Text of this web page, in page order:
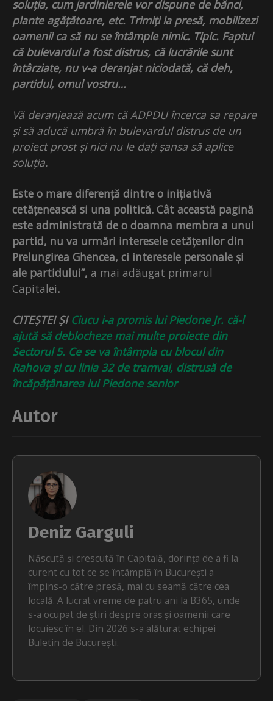
soluția, cum jardinierele vor dispune de bănci,
plante agățătoare, etc. Trimiți la presă, mobilizezi
oamenii ca să nu se întâmple nimic. Tipic. Faptul
că bulevardul a fost distrus, că lucrările sunt
întârziate, nu v-a deranjat niciodată, că deh,
partidul, omul vostru…
Vă deranjează acum că ADPDU încerca sa repare
și să aducă umbră în bulevardul distrus de un
proiect prost și nici nu le dați șansa să aplice
soluția.
Este o mare diferență dintre o inițiativă
cetățenească si una politică. Cât această pagină
este administrată de o doamna membra a unui
partid, nu va urmări interesele cetățenilor din
Prelungirea Ghencea, ci interesele personale și
ale partidului”, a mai adăugat primarul
Capitalei.
CITEȘTEI ȘI Ciucu i-a promis lui Piedone Jr. că-l
ajută să deblocheze mai multe proiecte din
Sectorul 5. Ce se va întâmpla cu blocul din
Rahova și cu linia 32 de tramvai, distrusă de
încăpățânarea lui Piedone senior
Autor
Deniz Garguli
Născută și crescută în Capitală, dorința de a fi la
curent cu tot ce se întâmplă în București a
împins-o către presă, mai cu seamă către cea
locală. A lucrat vreme de patru ani la B365, unde
s-a ocupat de știri despre oraș și oamenii care
locuiesc în el. Din 2026 s-a alăturat echipei
Buletin de București.